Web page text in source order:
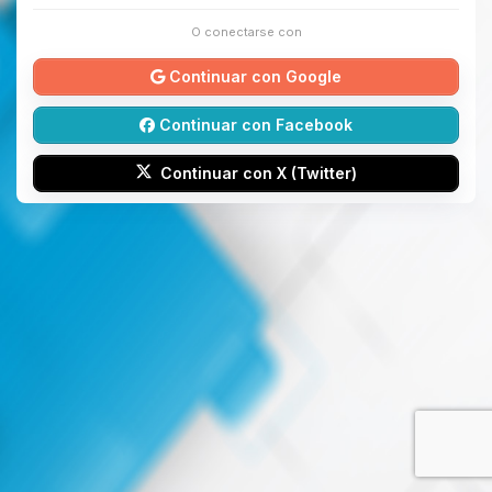
O conectarse con
Continuar con Google
Continuar con Facebook
Continuar con X (Twitter)